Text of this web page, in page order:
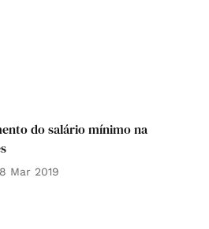
do salário mínimo na
Mar 2019